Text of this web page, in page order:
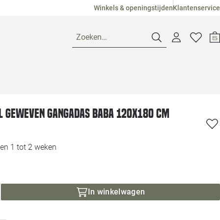
Winkels & openingstijdenKlantenservice
Zoeken…
Pagina suggesties
Veelgestelde vragen
Loods 5
geweven Gangadas Baba 120x180 cm
1 tot 2 weken
In winkelwagen